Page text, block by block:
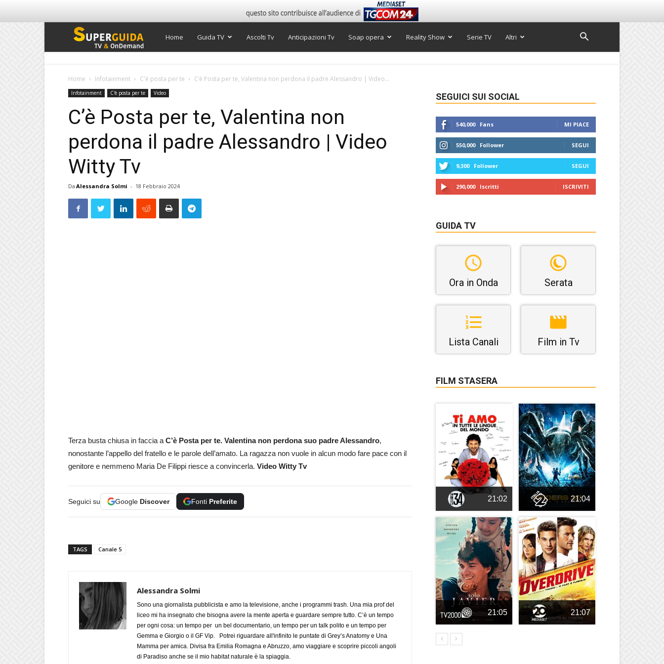
Super
TV
Home Guida TV Ascolti Tv Anticipazioni Tv Soap opera Reality Show Serie TV Altri
Home Infotainment C'è posta per te C’è Posta per te, Valentina non perdona il padre Alessandro | Video...
Infotainment C'è posta per te Video
C’è Posta per te, Valentina non
perdona il padre Alessandro | Video
Witty Tv
Da Alessandra Solmi - 18 Febbraio 2024
Terza busta chiusa in faccia a C’è Posta per te. Valentina non perdona suo padre Alessandro,
nonostante l’appello del fratello e le parole dell’amato. La ragazza non vuole in alcun modo fare pace con il
genitore e nemmeno Maria De Filippi riesce a convincerla. Video Witty Tv
Seguici su Google Discover Fonti Preferite
TAGS Canale 5
Alessandra Solmi
Sono una giornalista pubblicista e amo la televisione, anche i programmi trash. Una mia prof del
liceo mi ha insegnato che bisogna avere la mente aperta e guardare sempre tutto. C’è un tempo
per ogni cosa: un tempo per un bel documentario, un tempo per un talk polito e un tempo per
Gemma e Giorgio o il GF Vip. Potrei riguardare all'infinito le puntate di Grey’s Anatomy e Una
Mamma per amica. Divisa fra Emilia Romagna e Abruzzo, amo viaggiare e scoprire piccoli angoli
di Paradiso anche se il mio habitat naturale è la spiaggia.
SEGUICI SUI SOCIAL
540,000 Fans MI PIACE
550,000 Follower SEGUI
9,300 Follower SEGUI
290,000 Iscritti ISCRIVITI
GUIDA TV
Ora in Onda Serata
Lista Canali Film in Tv
FILM STASERA
21:02 21:04
21:05 21:07